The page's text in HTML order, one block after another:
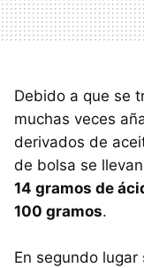
Debido a que se
muchas veces
derivados de
de bolsa se
14 gramos de
100 gramos.
En segundo